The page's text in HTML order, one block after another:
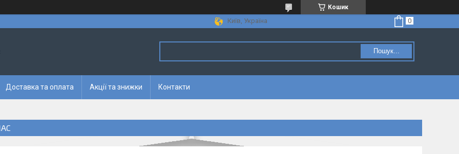
Кошик
Київ, Україна
Пошук...
Доставка та оплата Акції та знижки Контакти